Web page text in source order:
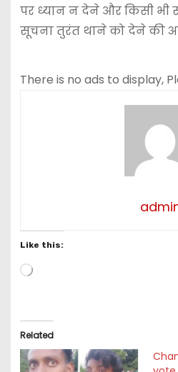
पर ध्यान न देने और किसी भी
सूचना तुरंत थाने को देने की
There is no ads to display,
Like this:
L
i
n
g
Related